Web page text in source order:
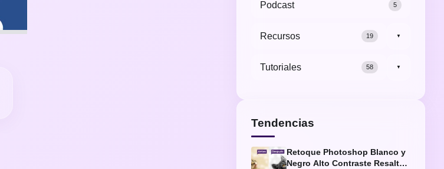
Podcast 5
Recursos 19 ▼
Tutoriales 58 ▼
Tendencias
Retoque Photoshop Blanco y
Negro Alto Contraste Resaltar